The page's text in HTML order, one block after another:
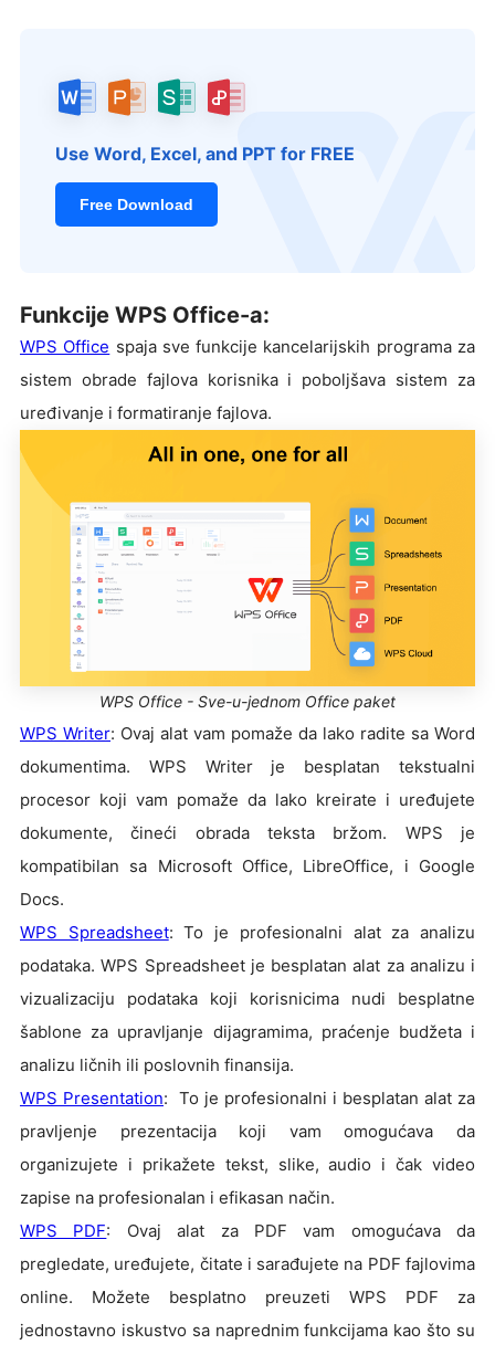
Use Word, Excel, and PPT for FREE
Free Download
Funkcije WPS Office-a:
WPS Office spaja sve funkcije kancelarijskih programa za
sistem obrade fajlova korisnika i poboljšava sistem za
uređivanje i formatiranje fajlova.
WPS Office - Sve-u-jednom Office paket
WPS Writer: Ovaj alat vam pomaže da lako radite sa Word
dokumentima. WPS Writer je besplatan tekstualni
procesor koji vam pomaže da lako kreirate i uređujete
dokumente, čineći obrada teksta bržom. WPS je
kompatibilan sa Microsoft Office, LibreOffice, i Google
Docs.
WPS Spreadsheet: To je profesionalni alat za analizu
podataka. WPS Spreadsheet je besplatan alat za analizu i
vizualizaciju podataka koji korisnicima nudi besplatne
šablone za upravljanje dijagramima, praćenje budžeta i
analizu ličnih ili poslovnih finansija.
WPS Presentation: To je profesionalni i besplatan alat za
pravljenje prezentacija koji vam omogućava da
organizujete i prikažete tekst, slike, audio i čak video
zapise na profesionalan i efikasan način.
WPS PDF: Ovaj alat za PDF vam omogućava da
pregledate, uređujete, čitate i sarađujete na PDF fajlovima
online. Možete besplatno preuzeti WPS PDF za
jednostavno iskustvo sa naprednim funkcijama kao što su